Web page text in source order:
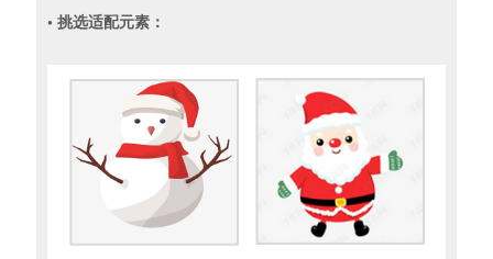
• 挑选适配元素：